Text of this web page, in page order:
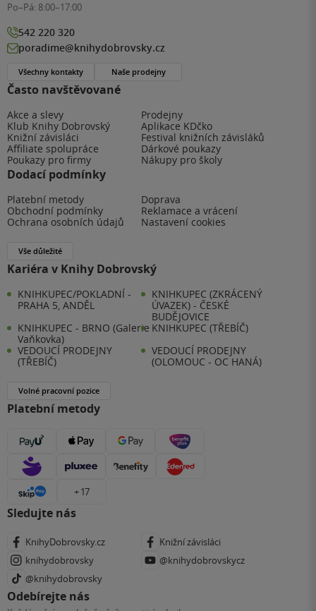
Často navštěvované
Akce a slevy
Prodejny
Klub Knihy Dobrovský
Aplikace KDčko
Knižní závisláci
Festival knižních závisláků
Affiliate spolupráce
Dárkové poukazy
Poukazy pro firmy
Nákupy pro školy
Dodací podmínky
Platební metody
Doprava
Obchodní podmínky
Reklamace a vrácení
Ochrana osobních údajů
Nastavení cookies
Vše důležité
Kariéra v Knihy Dobrovský
KNIHKUPEC/POKLADNÍ -
PRAHA 5, ANDĚL
KNIHKUPEC (ZKRÁCENÝ
ÚVAZEK) - ČESKÉ
BUDĚJOVICE
KNIHKUPEC - BRNO (Galerie
Vaňkovka)
KNIHKUPEC (TŘEBÍČ)
VEDOUCÍ PRODEJNY
(TŘEBÍČ)
VEDOUCÍ PRODEJNY
(OLOMOUC - OC HANÁ)
Volné pracovní pozice
Platební metody
+ 17
Sledujte nás
KnihyDobrovsky.cz
Knižní závisláci
knihydobrovsky
@knihydobrovskycz
@knihydobrovsky
Odebírejte nás
Po–Pá: 8:00–17:00
542 220 320
poradime@knihydobrovsky.cz
Všechny kontakty Naše prodejny